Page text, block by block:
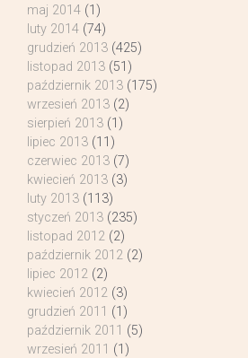
maj 2014 (1)
luty 2014 (74)
grudzień 2013 (425)
listopad 2013 (51)
październik 2013 (175)
wrzesień 2013 (2)
sierpień 2013 (1)
lipiec 2013 (11)
czerwiec 2013 (7)
kwiecień 2013 (3)
luty 2013 (113)
styczeń 2013 (235)
listopad 2012 (2)
październik 2012 (2)
lipiec 2012 (2)
kwiecień 2012 (3)
grudzień 2011 (1)
październik 2011 (5)
wrzesień 2011 (1)